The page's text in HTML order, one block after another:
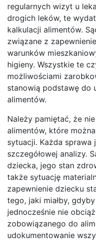
regularnych wizyt u
drogich leków, te
kalkulacji alimentów.
związane z
warunków
higieny. Wszystkie te
możliwościami
stanowią podstawę do
alimentów.
Należy pamiętać, że
alimentów, które
sytuacji. Każda sprawa
szczegółowej analizy.
dziecka, jego stan
także sytuację
zapewnienie dziecku
tego, jaki miałby,
jednocześnie nie
zobowiązanego do
udokumentowanie